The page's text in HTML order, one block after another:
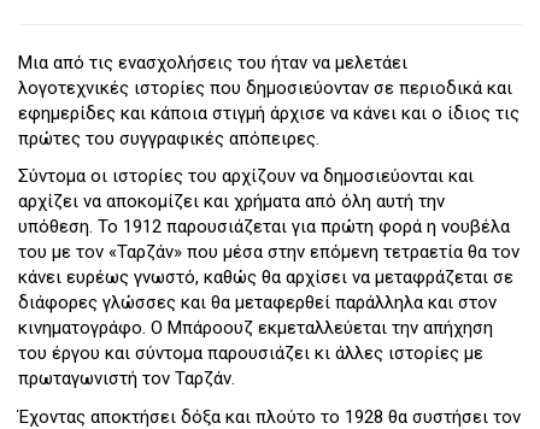
Μια από τις ενασχολήσεις του ήταν να μελετάει
λογοτεχνικές ιστορίες που δημοσιεύονταν σε περιοδικά και
εφημερίδες και κάποια στιγμή άρχισε να κάνει και ο ίδιος τις
πρώτες του συγγραφικές απόπειρες.
Σύντομα οι ιστορίες του αρχίζουν να δημοσιεύονται και
αρχίζει να αποκομίζει και χρήματα από όλη αυτή την
υπόθεση. Το 1912 παρουσιάζεται για πρώτη φορά η νουβέλα
του με τον «Ταρζάν» που μέσα στην επόμενη τετραετία θα τον
κάνει ευρέως γνωστό, καθώς θα αρχίσει να μεταφράζεται σε
διάφορες γλώσσες και θα μεταφερθεί παράλληλα και στον
κινηματογράφο. Ο Μπάροουζ εκμεταλλεύεται την απήχηση
του έργου και σύντομα παρουσιάζει κι άλλες ιστορίες με
πρωταγωνιστή τον Ταρζάν.
Έχοντας αποκτήσει δόξα και πλούτο το 1928 θα συστήσει τον